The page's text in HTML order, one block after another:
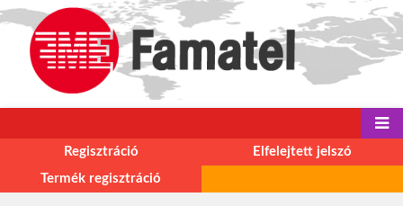
Regisztráció
Elfelejtett jelszó
Termék regisztráció